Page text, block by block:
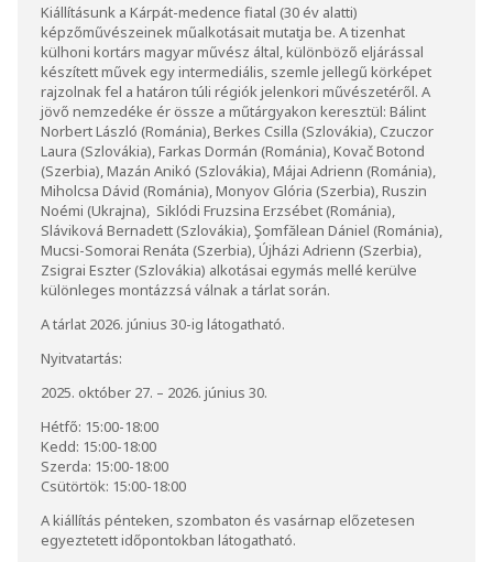
Kiállításunk a Kárpát-medence fiatal (30 év alatti)
képzőművészeinek műalkotásait mutatja be. A tizenhat
külhoni kortárs magyar művész által, különböző eljárással
készített művek egy intermediális, szemle jellegű körképet
rajzolnak fel a határon túli régiók jelenkori művészetéről. A
jövő nemzedéke ér össze a műtárgyakon keresztül: Bálint
Norbert László (Románia), Berkes Csilla (Szlovákia), Czuczor
Laura (Szlovákia), Farkas Dormán (Románia), Kovač Botond
(Szerbia), Mazán Anikó (Szlovákia), Májai Adrienn (Románia),
Miholcsa Dávid (Románia), Monyov Glória (Szerbia), Ruszin
Noémi (Ukrajna), Siklódi Fruzsina Erzsébet (Románia),
Sláviková Bernadett (Szlovákia), Şomfălean Dániel (Románia),
Mucsi-Somorai Renáta (Szerbia), Újházi Adrienn (Szerbia),
Zsigrai Eszter (Szlovákia) alkotásai egymás mellé kerülve
különleges montázzsá válnak a tárlat során.
A tárlat 2026. június 30-ig látogatható.
Nyitvatartás:
2025. október 27. – 2026. június 30.
Hétfő: 15:00-18:00
Kedd: 15:00-18:00
Szerda: 15:00-18:00
Csütörtök: 15:00-18:00
A kiállítás pénteken, szombaton és vasárnap előzetesen
egyeztetett időpontokban látogatható.